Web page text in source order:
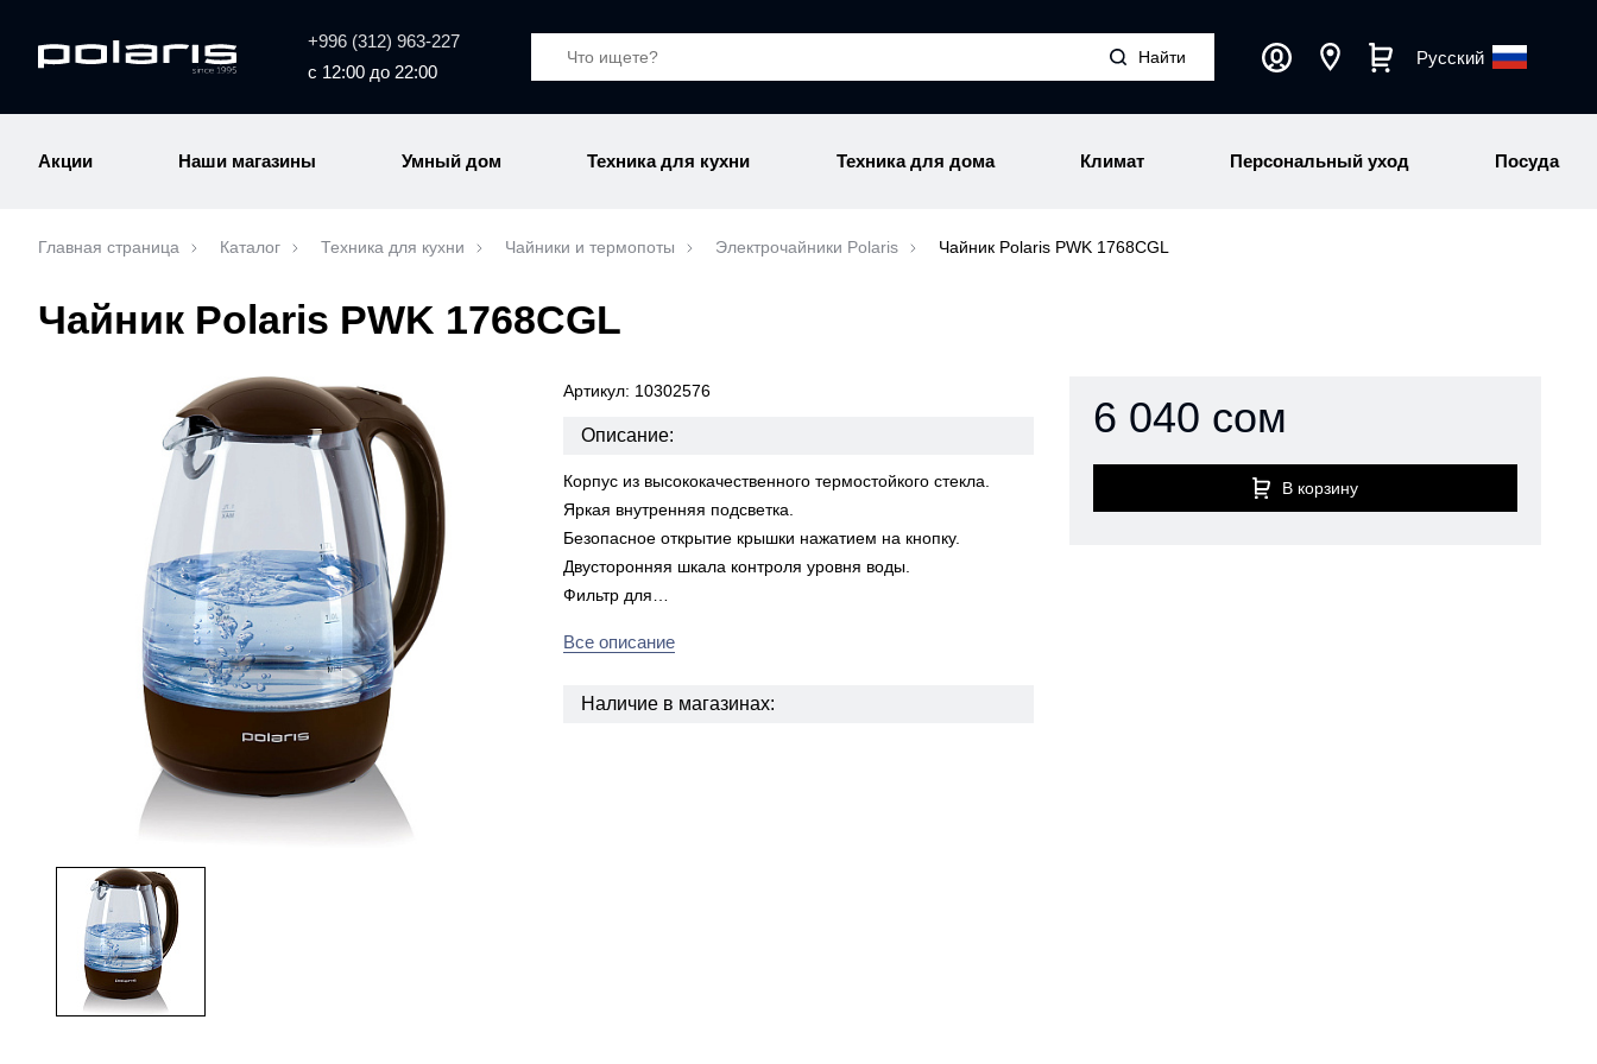
+996 (312) 963-227
с 12:00 до 22:00
Русский
Акции Наши магазины Умный дом Техника для кухни Техника для дома Климат Персональный уход Посуда
Главная страница Каталог Техника для кухни Чайники и термопоты Электрочайники Polaris Чайник Polaris PWK 1768CGL
Чайник Polaris PWK 1768CGL
Артикул: 10302576
Описание:
Корпус из высококачественного термостойкого стекла.
Яркая внутренняя подсветка.
Безопасное открытие крышки нажатием на кнопку.
Двусторонняя шкала контроля уровня воды.
Фильтр для…
Все описание
Наличие в магазинах:
6 040 сом
В корзину